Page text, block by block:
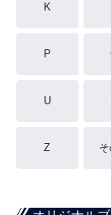
K
P
U
Z